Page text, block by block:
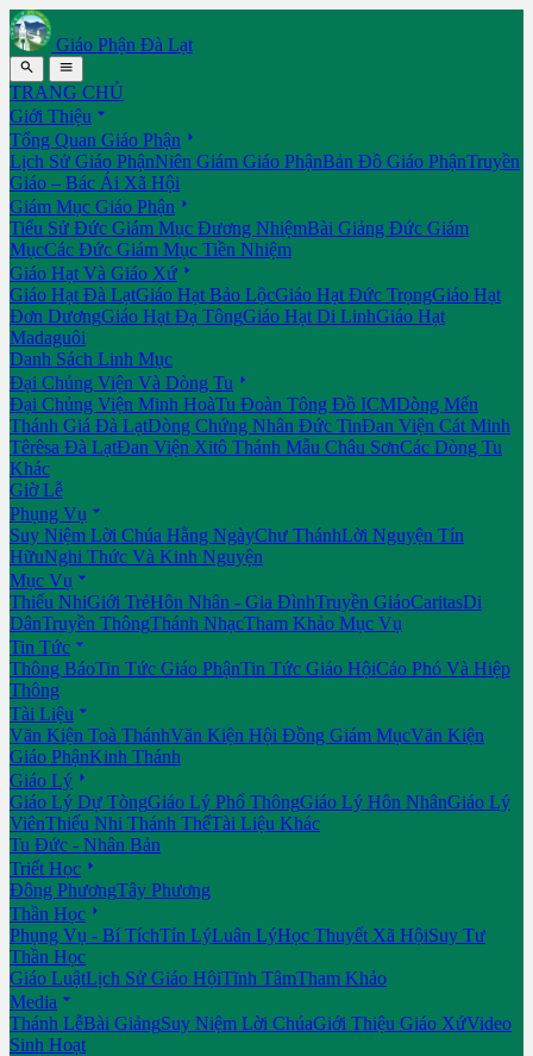
Giáo Phận Đà Lạt
 
TRANG CHỦ
Giới Thiệu 
Tổng Quan Giáo Phận 
Lịch Sử Giáo PhậnNiên Giám Giáo PhậnBản Đồ Giáo PhậnTruyền
Giáo – Bác Ái Xã Hội
Giám Mục Giáo Phận 
Tiểu Sử Đức Giám Mục Đương NhiệmBài Giảng Đức Giám
MụcCác Đức Giám Mục Tiền Nhiệm
Giáo Hạt Và Giáo Xứ 
Giáo Hạt Đà LạtGiáo Hạt Bảo LộcGiáo Hạt Đức TrọngGiáo Hạt
Đơn DươngGiáo Hạt Đạ TôngGiáo Hạt Di LinhGiáo Hạt
Madaguôi
Danh Sách Linh Mục
Đại Chủng Viện Và Dòng Tu 
Đại Chủng Viện Minh HoàTu Đoàn Tông Đồ ICMDòng Mến
Thánh Giá Đà LạtDòng Chứng Nhân Đức TinĐan Viện Cát Minh
Têrêsa Đà LạtĐan Viện Xitô Thánh Mẫu Châu SơnCác Dòng Tu
Khác
Giờ Lễ
Phụng Vụ 
Suy Niệm Lời Chúa Hằng NgàyChư ThánhLời Nguyện Tín
HữuNghi Thức Và Kinh Nguyện
Mục Vụ 
Thiếu NhiGiới TrẻHôn Nhân - Gia ĐìnhTruyền GiáoCaritasDi
DânTruyền ThôngThánh NhạcTham Khảo Mục Vụ
Tin Tức 
Thông BáoTin Tức Giáo PhậnTin Tức Giáo HộiCáo Phó Và Hiệp
Thông
Tài Liệu 
Văn Kiện Toà ThánhVăn Kiện Hội Đồng Giám MụcVăn Kiện
Giáo PhậnKinh Thánh
Giáo Lý 
Giáo Lý Dự TòngGiáo Lý Phổ ThôngGiáo Lý Hôn NhânGiáo Lý
ViênThiếu Nhi Thánh ThểTài Liệu Khác
Tu Đức - Nhân Bản
Triết Học 
Đông PhươngTây Phương
Thần Học 
Phụng Vụ - Bí TíchTín LýLuân LýHọc Thuyết Xã HộiSuy Tư
Thần Học
Giáo LuậtLịch Sử Giáo HộiTĩnh TâmTham Khảo
Media 
Thánh LễBài GiảngSuy Niệm Lời ChúaGiới Thiệu Giáo XứVideo
Sinh Hoạt